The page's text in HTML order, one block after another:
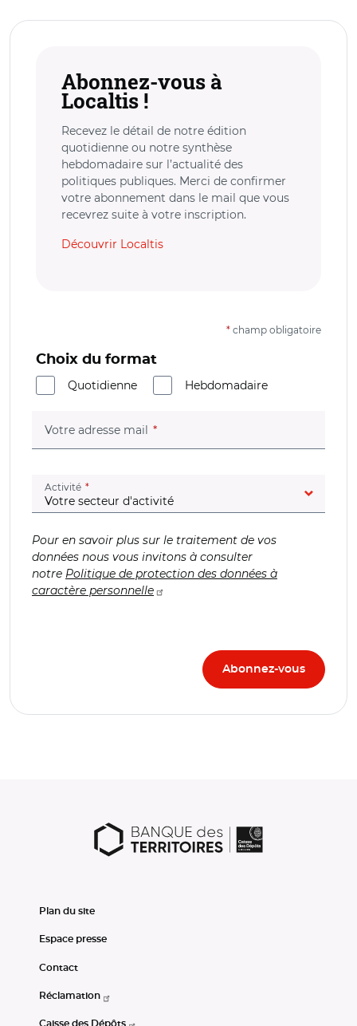
Abonnez-vous à
Localtis !
Recevez le détail de notre édition
quotidienne ou notre synthèse
hebdomadaire sur l’actualité des
politiques publiques. Merci de confirmer
votre abonnement dans le mail que vous
recevrez suite à votre inscription.
Découvrir Localtis
* champ obligatoire
Choix du format
Quotidienne
Hebdomadaire
Votre adresse mail (champ obligatoire)
Activité (champ obligatoire)
Pour en savoir plus sur le traitement de vos
données nous vous invitons à consulter
notre Politique de protection des données à
caractère personnelle
Plan du site
Espace presse
Contact
Réclamation
Caisse des Dépôts